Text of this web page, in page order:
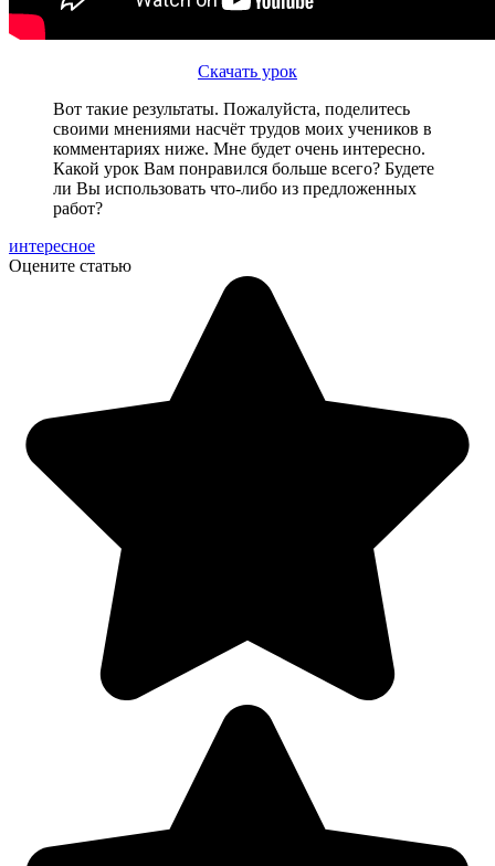
Скачать урок
Вот такие результаты. Пожалуйста, поделитесь
своими мнениями насчёт трудов моих учеников в
комментариях ниже. Мне будет очень интересно.
Какой урок Вам понравился больше всего? Будете
ли Вы использовать что-либо из предложенных
работ?
интересное
Оцените статью